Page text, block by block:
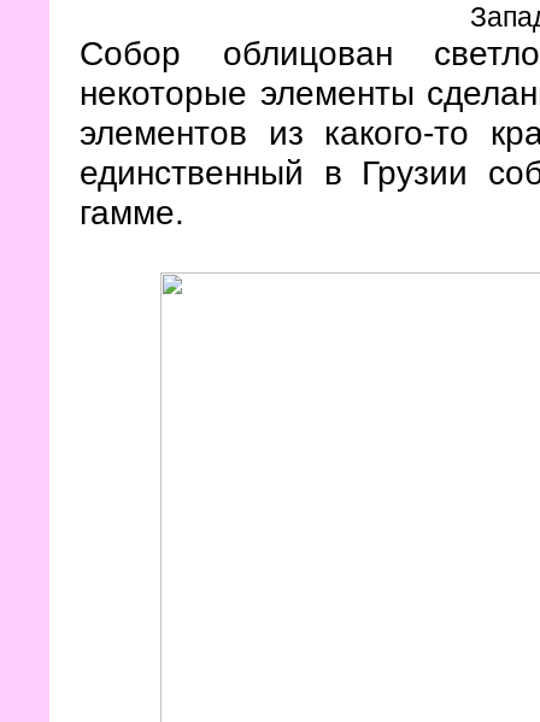
Собор облицован
некоторые элементы
элементов из какого-то
единственный в Грузии
гамме.